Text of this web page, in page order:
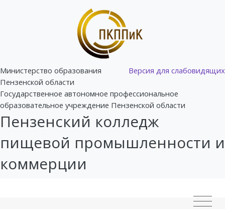
Версия для слабовидящих
Министерство образования
Пензенской области
Государственное автономное профессиональное
образовательное учреждение Пензенской области
Пензенский колледж
пищевой промышленности и
коммерции